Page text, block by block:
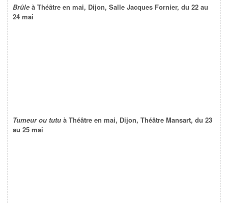
Brûle à Théâtre en mai, Dijon, Salle Jacques Fornier, du 22 au
24 mai
Tumeur ou tutu à Théâtre en mai, Dijon, Théâtre Mansart, du 23
au 25 mai